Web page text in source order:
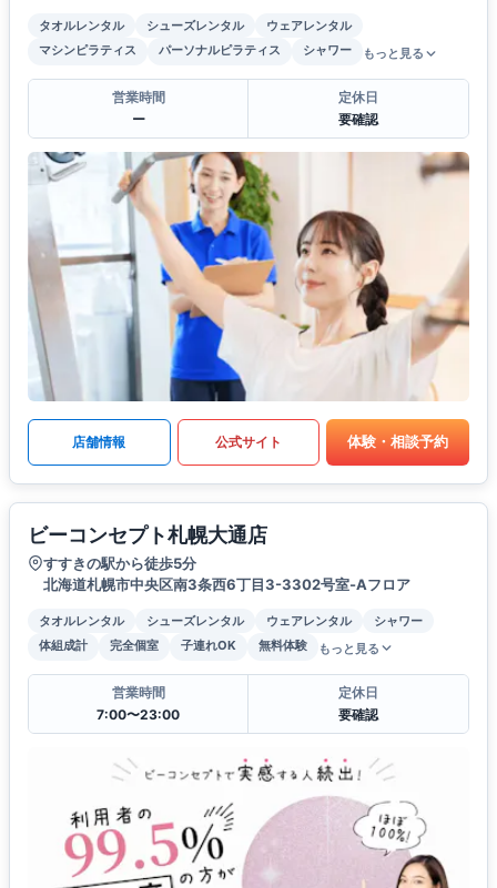
タオルレンタル シューズレンタル
ウェアレンタル
マシンピラティス
パーソナルピラティス シャワー もっと見る
営業時間
ー
定休日
要確認
店舗情報 公式サイト 体験・相談予約
ビーコンセプト札幌大通店
すすきの駅から徒歩5分
北海道札幌市中央区南3条西6丁目3-3302号室-Aフロア
タオルレンタル シューズレンタル ウェアレンタル
シャワー
体組成計
完全個室 子連れOK 無料体験 もっと見る
営業時間
7:00〜23:00
定休日
要確認